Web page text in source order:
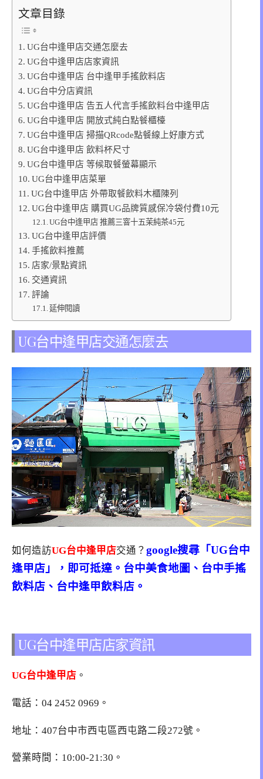
文章目錄
UG台中逢甲店交通怎麼去
UG台中逢甲店店家資訊
UG台中逢甲店 台中逢甲手搖飲料店
UG台中分店資訊
UG台中逢甲店 告五人代言手搖飲料台中逢甲店
UG台中逢甲店 開放式純白點餐櫃檯
UG台中逢甲店 掃描QRcode點餐線上好康方式
UG台中逢甲店 飲料杯尺寸
UG台中逢甲店 等候取餐螢幕顯示
UG台中逢甲店菜單
UG台中逢甲店 外帶取餐飲料木櫃陳列
UG台中逢甲店 購買UG品牌質感保冷袋付費10元
UG台中逢甲店 推薦三窨十五茉純茶45元
UG台中逢甲店評價
手搖飲料推薦
店家/景點資訊
交通資訊
評論
延伸閱讀
UG台中逢甲店交通怎麼去
如何造訪UG台中逢甲店交通？ google搜尋「UG台中
逢甲店」，即可抵達。台中美食地圖、台中手搖
飲料店、台中逢甲飲料店。
UG台中逢甲店店家資訊
UG台中逢甲店 。
電話： 04 2452 0969 。
地址：407台中市西屯區西屯路二段272號。
營業時間：10:00-21:30。